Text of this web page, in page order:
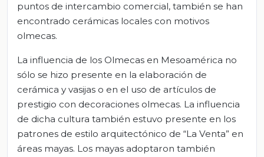
puntos de intercambio comercial, también se han
encontrado cerámicas locales con motivos
olmecas.
La influencia de los Olmecas en Mesoamérica no
sólo se hizo presente en la elaboración de
cerámica y vasijas o en el uso de artículos de
prestigio con decoraciones olmecas. La influencia
de dicha cultura también estuvo presente en los
patrones de estilo arquitectónico de “La Venta” en
áreas mayas. Los mayas adoptaron también